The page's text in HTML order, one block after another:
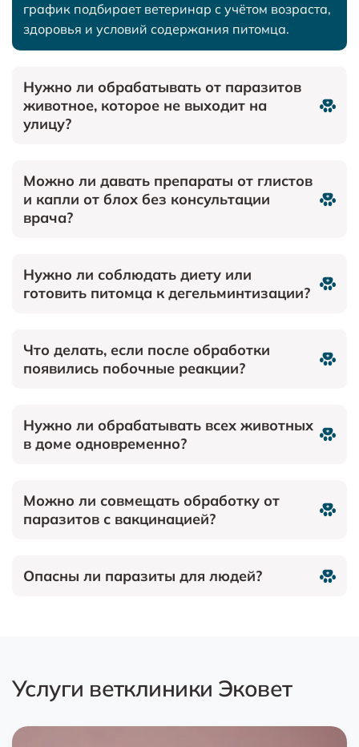
график подбирает ветеринар с учётом возраста,
здоровья и условий содержания питомца.
Нужно ли обрабатывать от паразитов
животное, которое не выходит на
улицу?
Можно ли давать препараты от глистов
и капли от блох без консультации
врача?
Нужно ли соблюдать диету или
готовить питомца к дегельминтизации?
Что делать, если после обработки
появились побочные реакции?
Нужно ли обрабатывать всех животных
в доме одновременно?
Можно ли совмещать обработку от
паразитов с вакцинацией?
Опасны ли паразиты для людей?
Услуги ветклиники Эковет